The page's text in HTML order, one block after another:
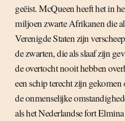
geëist. McQueen heeft het in
miljoen zwarte Afrikanen die
Verenigde Staten zijn
de zwarten, die als slaaf zijn
de overtocht nooit hebben
een schip terecht zijn gekomen
de onmenselijke
als het Nederlandse fort